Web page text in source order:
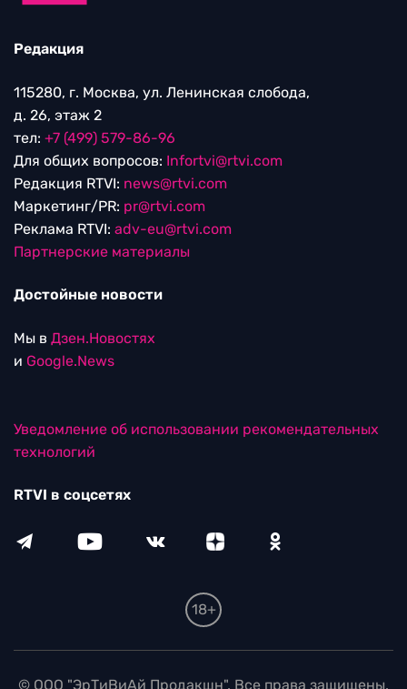
Редакция
115280, г. Москва, ул. Ленинская слобода,
д. 26, этаж 2
тел: +7 (499) 579-86-96
Для общих вопросов: Infortvi@rtvi.com
Редакция RTVI: news@rtvi.com
Маркетинг/PR: pr@rtvi.com
Реклама RTVI: adv-eu@rtvi.com
Партнерские материалы
Достойные новости
Мы в Дзен.Новостях
и Google.News
Уведомление об использовании рекомендательных
технологий
RTVI в соцсетях
18+
© ООО "ЭрТиВиАй Продакшн". Все права защищены.